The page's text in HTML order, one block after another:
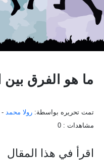
ما هو الفرق بين
تمت تحريره بواسطة: رولا محمد -
مشاهدات : 0
اقرأ في هذا المقال